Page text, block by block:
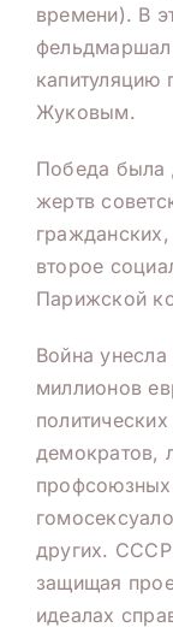
времени). В
фельдмаршал
Жуковым.
Победа была
жертв
второе
Парижской
Война
миллионов
демократов,
профсоюзных
других. СССР
защищая
идеалах